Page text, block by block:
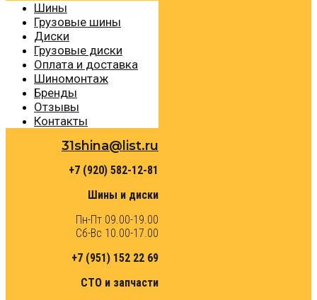
Шины
Грузовые шины
Диски
Грузовые диски
Оплата и доставка
Шиномонтаж
Бренды
Отзывы
Контакты
31shina@list.ru
+7 (920) 582-12-81
Шины и диски
Пн-Пт 09.00-19.00
Сб-Вс 10.00-17.00
+7 (951) 152 22 69
СТО и запчасти